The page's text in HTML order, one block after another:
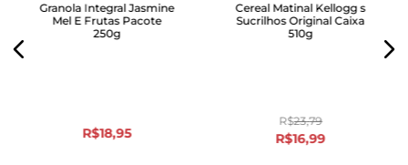
Granola Integral Jasmine
Mel E Frutas Pacote
250g
R$18,95
Cereal Matinal Kellogg s
Sucrilhos Original Caixa
510g
R$23,79
R$16,99